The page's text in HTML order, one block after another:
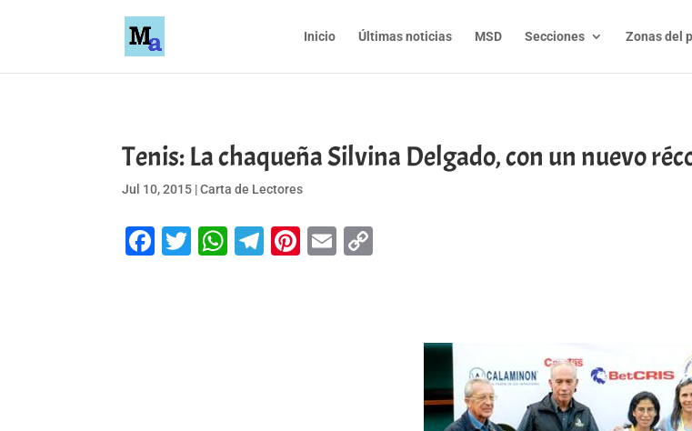
Inicio Últimas noticias MSD Secciones Zonas del
Tenis: La chaqueña Silvina Delgado, con un nuevo
Jul 10, 2015 |Carta de Lectores
Facebook
Twitter
WhatsApp
Telegram
Pinterest
Email